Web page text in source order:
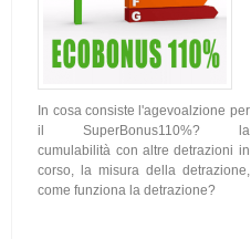
In cosa consiste l'agevoalzione per
il SuperBonus110%? la
cumulabilità con altre detrazioni in
corso, la misura della detrazione,
come funziona la detrazione?